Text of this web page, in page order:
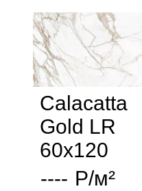
Calacatta
Gold LR
60x120
---- Р/м²